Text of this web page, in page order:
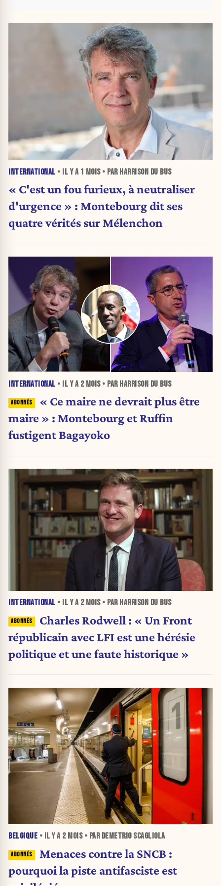
INTERNATIONAL • IL Y A 1 MOIS• PAR HARRISON DU BUS
« C'est un fou furieux, à neutraliser
d'urgence » : Montebourg dit ses
quatre vérités sur Mélenchon
INTERNATIONAL • IL Y A 2 MOIS• PAR HARRISON DU BUS
« Ce maire ne devrait plus être
maire » : Montebourg et Ruffin
fustigent Bagayoko
INTERNATIONAL • IL Y A 2 MOIS• PAR HARRISON DU BUS
Charles Rodwell : « Un Front
républicain avec LFI est une hérésie
politique et une faute historique »
BELGIQUE • IL Y A 2 MOIS• PAR DEMETRIO SCAGLIOLA
Menaces contre la SNCB :
pourquoi la piste antifasciste est